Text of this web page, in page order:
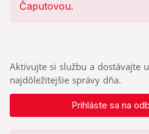
Aktivujte si službu a dostávajte
najdôležitejšie správy dňa.
Prihláste sa na